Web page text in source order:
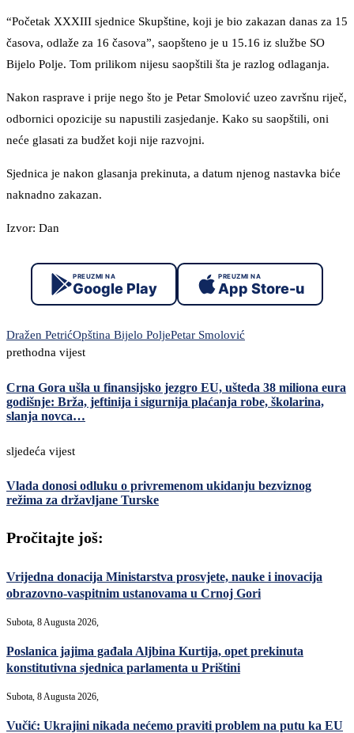
“Početak XXXIII sjednice Skupštine, koji je bio zakazan danas za 15
časova, odlaže za 16 časova”, saopšteno je u 15.16 iz službe SO
Bijelo Polje. Tom prilikom nijesu saopštili šta je razlog odlaganja.
Nakon rasprave i prije nego što je Petar Smolović uzeo završnu riječ,
odbornici opozicije su napustili zasjedanje. Kako su saopštili, oni
neće glasati za budžet koji nije razvojni.
Sjednica je nakon glasanja prekinuta, a datum njenog nastavka biće
naknadno zakazan.
Izvor: Dan
PREUZMI NA
Google Play
PREUZMI NA
App Store-u
Dražen PetrićOpština Bijelo PoljePetar Smolović
prethodna vijest
Crna Gora ušla u finansijsko jezgro EU, ušteda 38 miliona eura
godišnje: Brža, jeftinija i sigurnija plaćanja robe, školarina,
slanja novca…
sljedeća vijest
Vlada donosi odluku o privremenom ukidanju bezviznog
režima za državljane Turske
Pročitajte još:
Vrijedna donacija Ministarstva prosvjete, nauke i inovacija
obrazovno-vaspitnim ustanovama u Crnoj Gori
Subota, 8 Augusta 2026,
Poslanica jajima gađala Aljbina Kurtija, opet prekinuta
konstitutivna sjednica parlamenta u Prištini
Subota, 8 Augusta 2026,
Vučić: Ukrajini nikada nećemo praviti problem na putu ka EU